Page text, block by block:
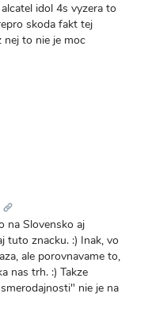
idol 4s vyzera to
skoda fakt tej
nej to nie je moc
odkaz
na Slovensko aj
tuto znacku. :) Inak, vo
ale porovnavame to,
nas trh. :) Takze
nie je na